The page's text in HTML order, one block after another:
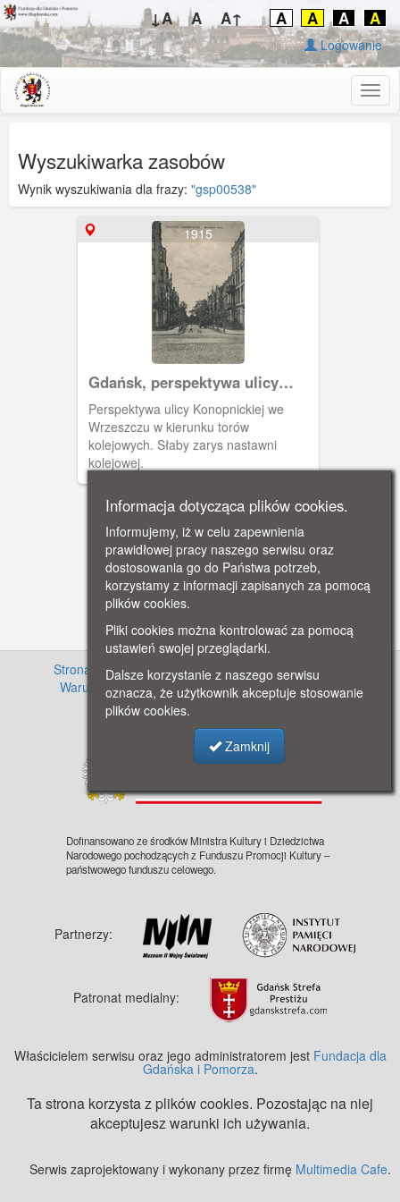
↓A A A↑ A A A A
Logowanie
Wyszukiwarka zasobów
Wynik wyszukiwania dla frazy: "gsp00538"
1915
Gdańsk, perspektywa ulicy
Konopnickiej
Perspektywa ulicy Konopnickiej we
Wrzeszczu w kierunku torów
kolejowych. Słaby zarys nastawni
kolejowej.
Strona główna · Informacje o projekcie · Cennik
Warunki używania zasobów
· Kontakt ·
Regulamin
serwisu
· Polityka prywatności
Dofinansowano ze środków Ministra Kultury i Dziedzictwa
Narodowego pochodzących z Funduszu Promocji Kultury –
państwowego funduszu celowego.
Partnerzy:
Patronat medialny:
Właścicielem serwisu oraz jego administratorem jest Fundacja dla
Gdańska i Pomorza.
Ta strona korzysta z plików cookies. Pozostając na niej
akceptujesz warunki ich używania.
Serwis zaprojektowany i wykonany przez firmę Multimedia Cafe.
Informacja dotycząca plików cookies.
Informujemy, iż w celu zapewnienia
prawidłowej pracy naszego serwisu oraz
dostosowania go do Państwa potrzeb,
korzystamy z informacji zapisanych za pomocą
plików cookies.
Pliki cookies można kontrolować za pomocą
ustawień swojej przeglądarki.
Dalsze korzystanie z naszego serwisu
oznacza, że użytkownik akceptuje stosowanie
plików cookies.
Zamknij